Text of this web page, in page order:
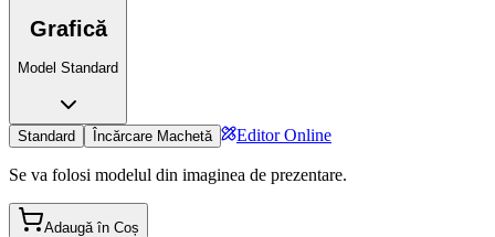
Grafică
Model Standard
Standard Încărcare Machetă Editor Online
Se va folosi modelul din imaginea de prezentare.
Adaugă în Coș